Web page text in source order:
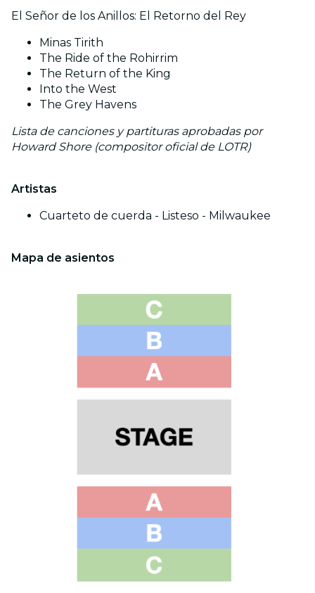
El Señor de los Anillos: El Retorno del Rey
Minas Tirith
The Ride of the Rohirrim
The Return of the King
Into the West
The Grey Havens
Lista de canciones y partituras aprobadas por
Howard Shore (compositor oficial de LOTR)
Artistas
Cuarteto de cuerda - Listeso - Milwaukee
Mapa de asientos